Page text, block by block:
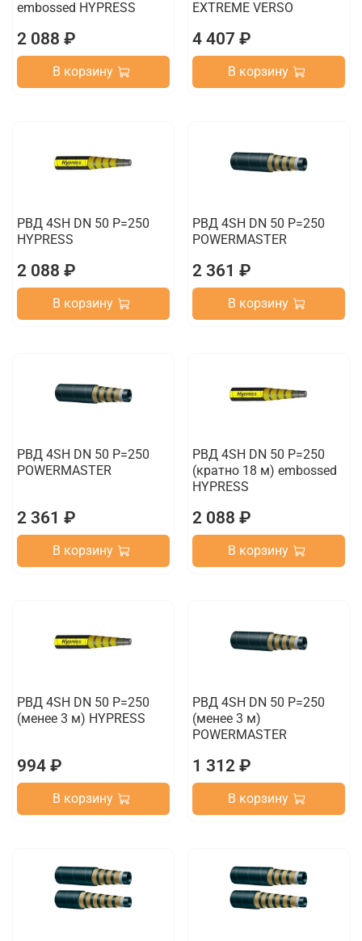
embossed HYPRESS
2 088 ₽
В корзину
EXTREME VERSO
4 407 ₽
В корзину
РВД 4SH DN 50 P=250
HYPRESS
2 088 ₽
В корзину
РВД 4SH DN 50 P=250
POWERMASTER
2 361 ₽
В корзину
РВД 4SH DN 50 P=250
POWERMASTER
2 361 ₽
В корзину
РВД 4SH DN 50 P=250
(кратно 18 м) embossed
HYPRESS
2 088 ₽
В корзину
РВД 4SH DN 50 P=250
(менее 3 м) HYPRESS
994 ₽
В корзину
РВД 4SH DN 50 P=250
(менее 3 м)
POWERMASTER
1 312 ₽
В корзину